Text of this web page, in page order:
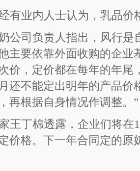
有业内人士认为，乳品价
公司负责人指出，风行是
主要依靠外面收购的企业
价，定价都在每年的年尾
还不能定出明年的产品价
再根据自身情况作调整。”
王丁棉透露，企业们将在
价格。下一年合同定的